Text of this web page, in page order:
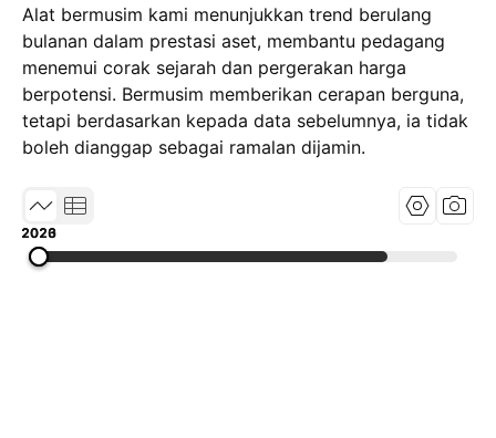
Alat bermusim kami menunjukkan trend berulang
bulanan dalam prestasi aset, membantu pedagang
menemui corak sejarah dan pergerakan harga
berpotensi. Bermusim memberikan cerapan berguna,
tetapi berdasarkan kepada data sebelumnya, ia tidak
boleh dianggap sebagai ramalan dijamin.
2020
2023
2026